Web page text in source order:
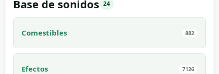
Base de sonidos 24
Comestibles 882
Efectos 7126